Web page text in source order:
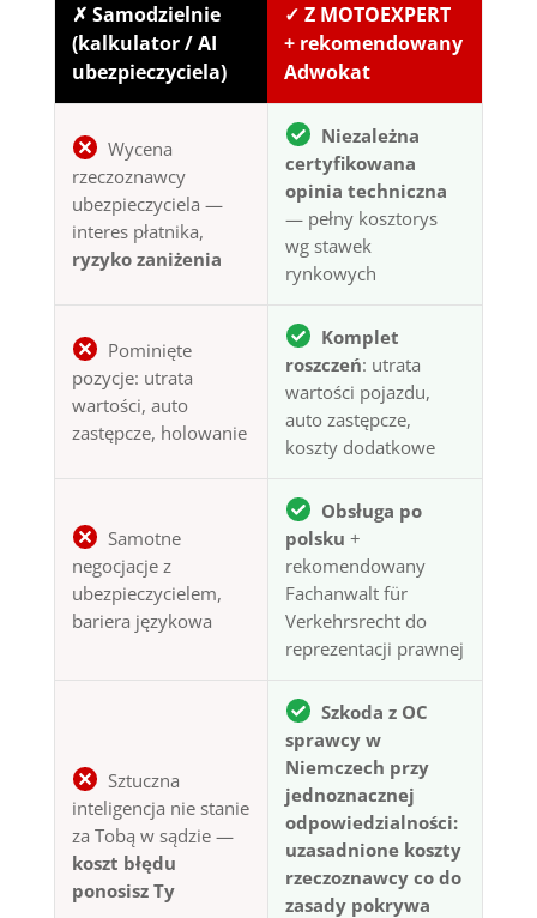
✗ Samodzielnie
(kalkulator / AI
ubezpieczyciela)
✓ Z MOTOEXPERT
+ rekomendowany
Adwokat
Wycena
rzeczoznawcy
ubezpieczyciela —
interes płatnika,
ryzyko zaniżenia
Niezależna
certyfikowana
opinia techniczna
— pełny kosztorys
wg stawek
rynkowych
Pominięte
pozycje: utrata
wartości, auto
zastępcze, holowanie
Komplet
roszczeń: utrata
wartości pojazdu,
auto zastępcze,
koszty dodatkowe
Samotne
negocjacje z
ubezpieczycielem,
bariera językowa
Obsługa po
polsku +
rekomendowany
Fachanwalt für
Verkehrsrecht do
reprezentacji prawnej
Sztuczna
inteligencja nie stanie
za Tobą w sądzie —
koszt błędu
ponosisz Ty
Szkoda z OC
sprawcy w
Niemczech przy
jednoznacznej
odpowiedzialności:
uzasadnione koszty
rzeczoznawcy co do
zasady pokrywa